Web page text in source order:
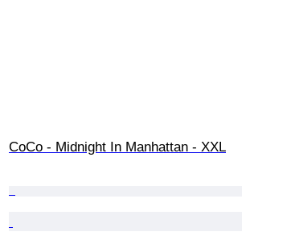
CoCo - Midnight In Manhattan - XXL